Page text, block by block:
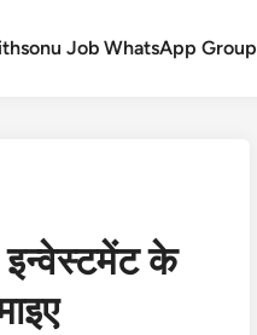
Job WhatsApp Group
के